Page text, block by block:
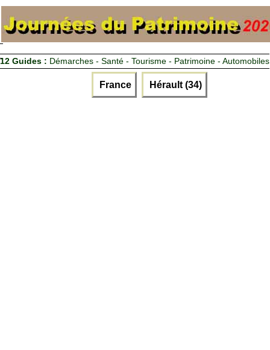
12 Guides : Démarches - Santé - Tourisme - Patrimoine - Automobiles
France Hérault (34)